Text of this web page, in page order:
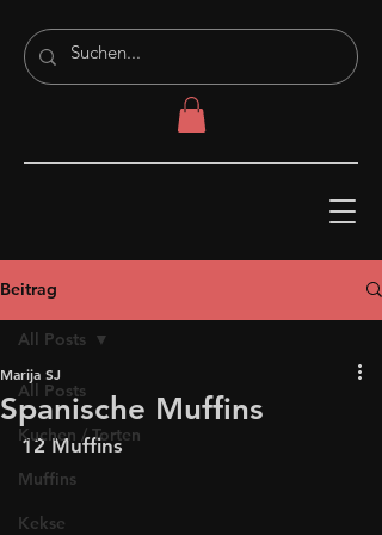
Beitrag
All Posts
Kuchen / Torten
Muffins
Kekse
All Posts
Spanische Muffins
Marija SJ
12 Muffins